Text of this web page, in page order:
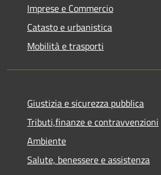
Imprese e Commercio
Catasto e urbanistica
Mobilità e trasporti
Giustizia e sicurezza pubblica
Tributi,finanze e contravvenzioni
Ambiente
Salute, benessere e assistenza